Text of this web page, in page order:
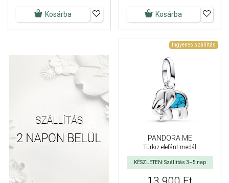
Kosárba Kosárba
Ingyenes szállítás
PANDORA ME
Türkiz elefánt medál
KÉSZLETEN: Szállítás 3–5 nap